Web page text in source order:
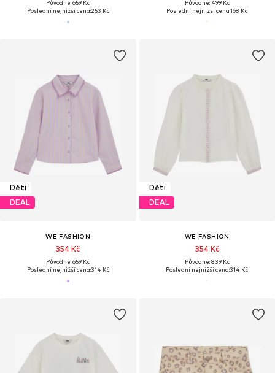
Původně: 659 Kč
Poslední nejnižší cena:253 Kč
Původně: 499 Kč
Poslední nejnižší cena:168 Kč
Děti
DEAL
WE FASHION
354 Kč
Původně: 659 Kč
Poslední nejnižší cena:314 Kč
Děti
DEAL
WE FASHION
354 Kč
Původně: 839 Kč
Poslední nejnižší cena:314 Kč